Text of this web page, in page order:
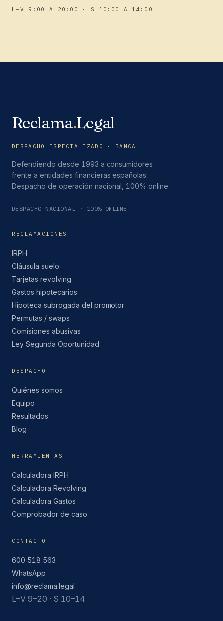
L–V 9:00 A 20:00 · S 10:00 A 14:00
Reclama.Legal
DESPACHO ESPECIALIZADO · BANCA
Defendiendo desde 1993 a consumidores
frente a entidades financieras españolas.
Despacho de operación nacional, 100% online.
DESPACHO NACIONAL · 100% ONLINE
RECLAMACIONES
IRPH
Cláusula suelo
Tarjetas revolving
Gastos hipotecarios
Hipoteca subrogada del promotor
Permutas / swaps
Comisiones abusivas
Ley Segunda Oportunidad
DESPACHO
Quiénes somos
Equipo
Resultados
Blog
HERRAMIENTAS
Calculadora IRPH
Calculadora Revolving
Calculadora Gastos
Comprobador de caso
CONTACTO
600 518 563
WhatsApp
info@reclama.legal
L–V 9–20 · S 10–14